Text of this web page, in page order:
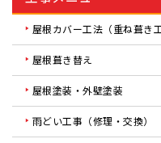
屋根カバー工法（重ね葺き工
屋根葺き替え
屋根塗装・外壁塗装
雨どい工事（修理・交換）